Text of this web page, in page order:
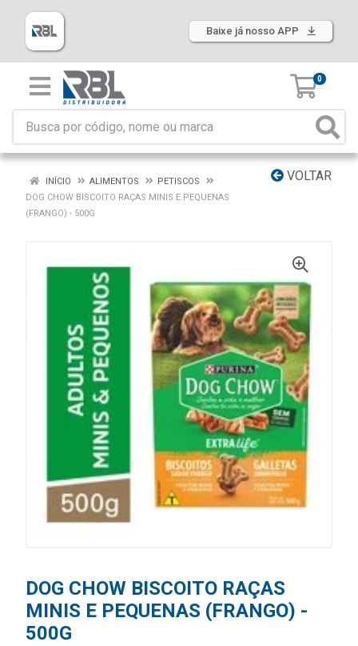
Baixe já nosso APP
0
VOLTAR
INÍCIO ALIMENTOS
PETISCOS
DOG CHOW BISCOITO RAÇAS MINIS E PEQUENAS
(FRANGO) - 500G
DOG CHOW BISCOITO RAÇAS
MINIS E PEQUENAS (FRANGO) -
500G